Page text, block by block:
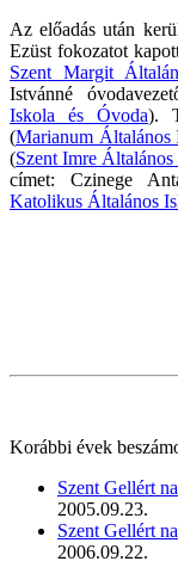
Az előadás után
Ezüst fokozatot
Szent Margit
Istvánné
Iskola és Óvoda).
(Marianum Általános
(Szent Imre
címet: Czinege
Katolikus Általános
Korábbi évek
Szent Gellért
2005.09.23.
Szent Gellért
2006.09.22.